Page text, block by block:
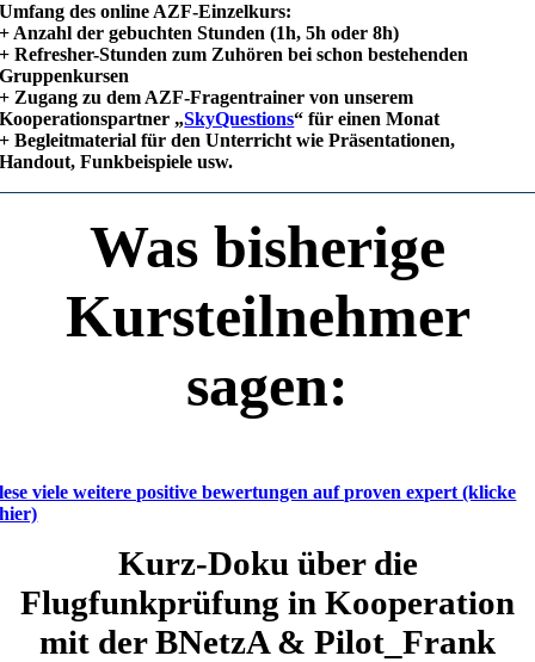
Umfang des online AZF-Einzelkurs:
+ Anzahl der gebuchten Stunden (1h, 5h oder 8h)
+ Refresher-Stunden zum Zuhören bei schon bestehenden
Gruppenkursen
+ Zugang zu dem AZF-Fragentrainer von unserem
Kooperationspartner „SkyQuestions“ für einen Monat
+ Begleitmaterial für den Unterricht wie Präsentationen,
Handout, Funkbeispiele usw.
Was bisherige
Kursteilnehmer
sagen:
lese viele weitere positive bewertungen auf proven expert (klicke
hier)
Kurz-Doku über die
Flugfunkprüfung in Kooperation
mit der BNetzA & Pilot_Frank